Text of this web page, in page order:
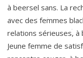
à beersel sans. La
avec des femmes
relations sérieuses, à
Jeune femme de